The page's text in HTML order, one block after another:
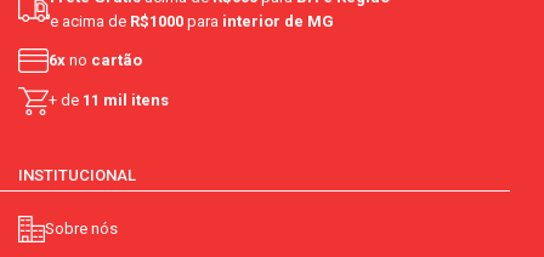
e acima de R$1000 para interior de MG
6x no cartão
+ de 11 mil itens
INSTITUCIONAL
Sobre nós